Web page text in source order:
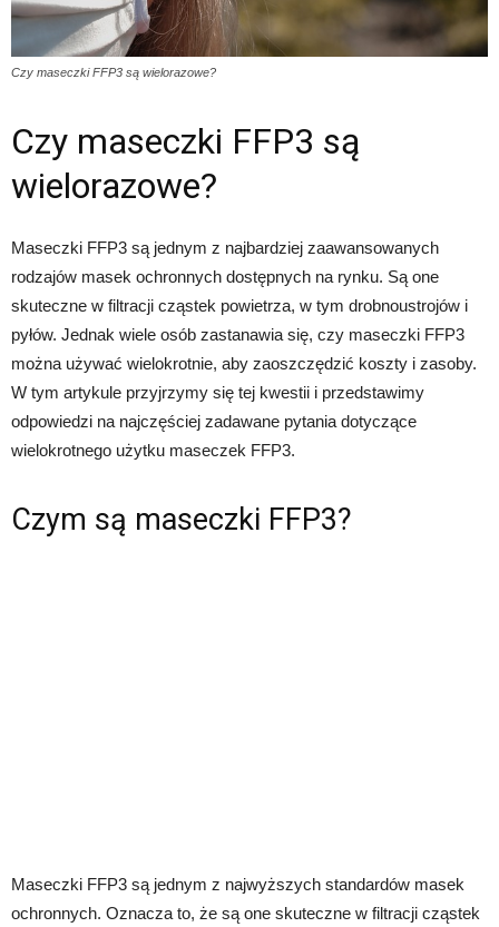
Czy maseczki FFP3 są wielorazowe?
Czy maseczki FFP3 są
wielorazowe?
Maseczki FFP3 są jednym z najbardziej zaawansowanych
rodzajów masek ochronnych dostępnych na rynku. Są one
skuteczne w filtracji cząstek powietrza, w tym drobnoustrojów i
pyłów. Jednak wiele osób zastanawia się, czy maseczki FFP3
można używać wielokrotnie, aby zaoszczędzić koszty i zasoby.
W tym artykule przyjrzymy się tej kwestii i przedstawimy
odpowiedzi na najczęściej zadawane pytania dotyczące
wielokrotnego użytku maseczek FFP3.
Czym są maseczki FFP3?
Maseczki FFP3 są jednym z najwyższych standardów masek
ochronnych. Oznacza to, że są one skuteczne w filtracji cząstek